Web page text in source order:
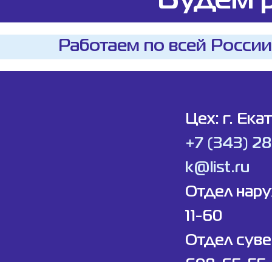
Работаем по всей
Цех: г.
+7 (343)
k@list.ru
Отдел
11-60
Отдел